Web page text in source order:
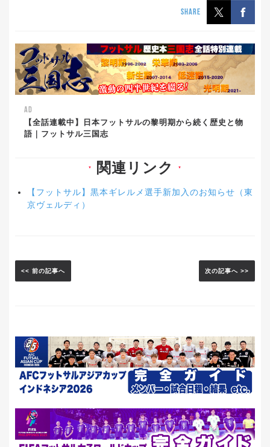
SHARE
AD
【全話連載中】日本フットサルの黎明期から続く歴史と物
語｜フットサル三国志
▼ 関連リンク ▼
【フットサル】黒本ギレルメ選手新加入のお知らせ（東
京ヴェルディ）
<< 前の記事へ 次の記事へ >>